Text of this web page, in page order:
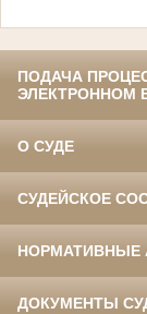
ПОДАЧА
ЭЛЕКТРОННОМ
О СУДЕ
СУДЕЙСКОЕ
НОРМАТИВНЫЕ
ДОКУМЕНТЫ